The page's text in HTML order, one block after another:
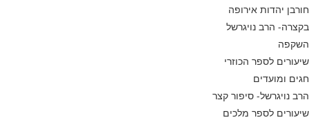
חורבן יהדות אירופה
בקצרה- הרב נויגרשל
השקפה
שיעורים לספר הכוזרי
חגים ומועדים
הרב נויגרשל- סיפור קצר
שיעורים לספר מלכים